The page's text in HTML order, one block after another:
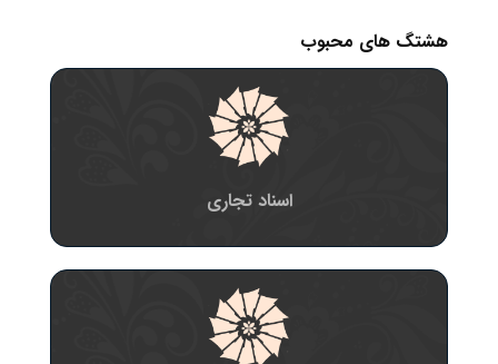
هشتگ های محبوب
اسناد تجاری